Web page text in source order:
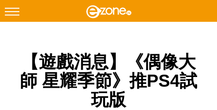
Facebook Instagram
科技焦點
【遊戲消息】《偶像大
師 星耀季節》推PS4試
玩版